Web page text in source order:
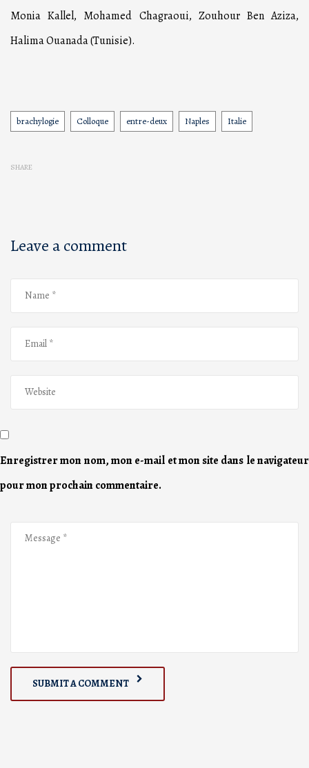
Monia Kallel, Mohamed Chagraoui, Zouhour Ben Aziza,
Halima Ouanada (Tunisie).
Tags
brachylogie Colloque entre-deux Naples Italie
SHARE
Leave a comment
Enregistrer mon nom, mon e-mail et mon site dans le navigateur
pour mon prochain commentaire.
SUBMIT A COMMENT